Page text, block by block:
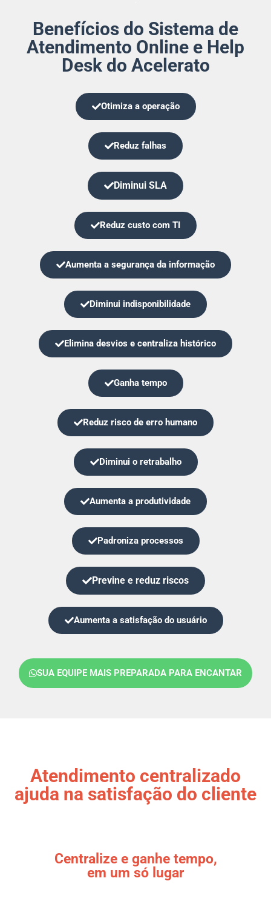
Benefícios do Sistema de
Atendimento Online e Help
Desk do Acelerato
Otimiza a operação
Reduz falhas
Diminui SLA
Reduz custo com TI
Aumenta a segurança da informação
Diminui indisponibilidade
Elimina desvios e centraliza histórico
Ganha tempo
Reduz risco de erro humano
Diminui o retrabalho
Aumenta a produtividade
Padroniza processos
Previne e reduz riscos
Aumenta a satisfação do usuário
SUA EQUIPE MAIS PREPARADA PARA ENCANTAR
Atendimento centralizado
ajuda na satisfação do cliente
Centralize e ganhe tempo,
em um só lugar